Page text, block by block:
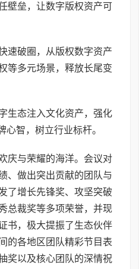
壁垒，让数字版权资产可
速破圈，从版权数字资产
等多元场景，释放长尾变
生态注入文化资产，强化
心智，树立行业标杆。
庆与荣耀的海洋。会议对
、做出突出贡献的团队与
了增长先锋奖、攻坚突破
总裁奖等多项荣誉，并现
书，极大提振了生态伙伴
的各地区团队精彩节目表
奖以及核心团队的深情祝